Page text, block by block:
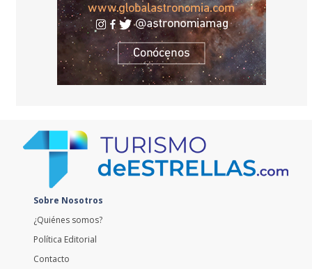
Sobre Nosotros
¿Quiénes somos?
Política Editorial
Contacto